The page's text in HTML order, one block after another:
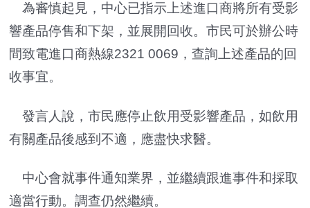
為審慎起見，中心已指示上述進口商將所有受影
響產品停售和下架，並展開回收。市民可於辦公時
間致電進口商熱線2321 0069，查詢上述產品的回
收事宜。
發言人說，市民應停止飲用受影響產品，如飲用
有關產品後感到不適，應盡快求醫。
中心會就事件通知業界，並繼續跟進事件和採取
適當行動。調查仍然繼續。